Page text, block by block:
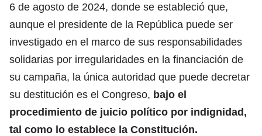
6 de agosto de 2024, donde se estableció que,
aunque el presidente de la República puede ser
investigado en el marco de sus responsabilidades
solidarias por irregularidades en la financiación de
su campaña, la única autoridad que puede decretar
su destitución es el Congreso, bajo el
procedimiento de juicio político por indignidad,
tal como lo establece la Constitución.